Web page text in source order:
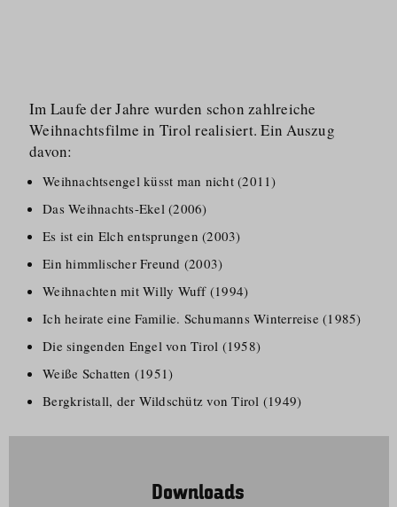
Im Laufe der Jahre wurden schon zahlreiche
Weihnachtsfilme in Tirol realisiert. Ein Auszug
davon:
Weihnachtsengel küsst man nicht (2011)
Das Weihnachts-Ekel (2006)
Es ist ein Elch entsprungen (2003)
Ein himmlischer Freund (2003)
Weihnachten mit Willy Wuff (1994)
Ich heirate eine Familie. Schumanns Winterreise (1985)
Die singenden Engel von Tirol (1958)
Weiße Schatten (1951)
Bergkristall, der Wildschütz von Tirol (1949)
Downloads